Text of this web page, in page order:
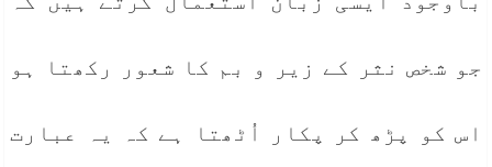
جو شخص نثر کے زیر و بم کا شعور رکھتا ہو
اس کو پڑھ کر پکار اُٹھتا ہے کہ یہ عبارت